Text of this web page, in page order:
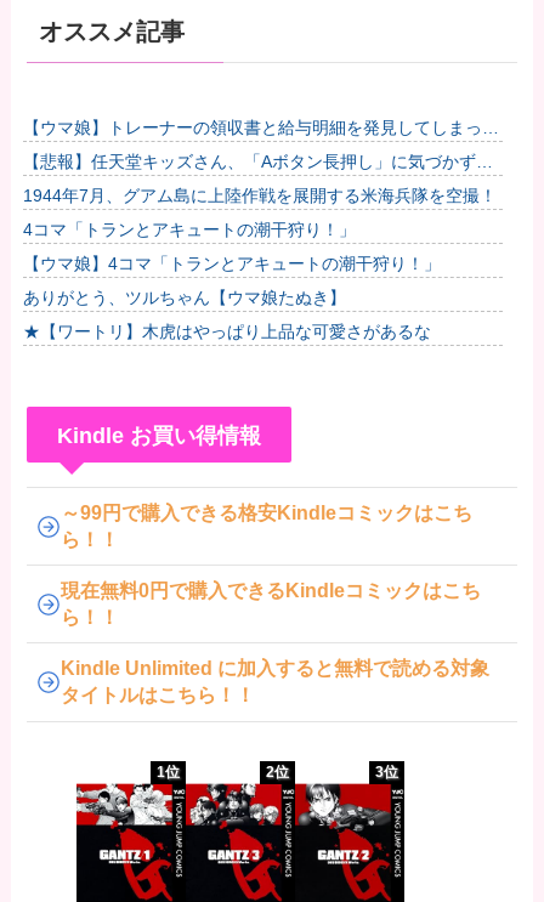
オススメ記事
【ウマ娘】トレーナーの領収書と給与明細を発見してしまった
トプロ他
【悲報】任天堂キッズさん、「Aボタン長押し」に気づかず任
天堂に修正させてしまう他
1944年7月、グアム島に上陸作戦を展開する米海兵隊を空撮！
4コマ「トランとアキュートの潮干狩り！」
【ウマ娘】4コマ「トランとアキュートの潮干狩り！」
ありがとう、ツルちゃん【ウマ娘たぬき】
★【ワートリ】木虎はやっぱり上品な可愛さがあるな
Kindle お買い得情報
～99円で購入できる格安Kindleコミックはこち
ら！！
現在無料0円で購入できるKindleコミックはこち
ら！！
Kindle Unlimited に加入すると無料で読める対象
タイトルはこちら！！
1位 2位 3位